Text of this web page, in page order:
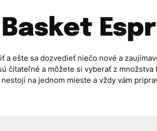
Basket
a ešte sa dozvedieť niečo nové a
čitateľné a môžete si vyberať z množstva
na jednom mieste a vždy vám